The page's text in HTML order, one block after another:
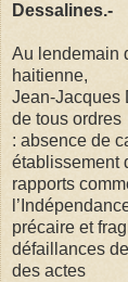
Dessalines.-
Au lendemain
haitienne,
Jean-Jacques
de tous ordres
: absence de
établissement
rapports
précaire et
défaillances
des actes